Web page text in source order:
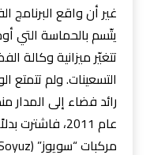
غير أن واقع البرنامج
يتّسم بالحماسة التي
تتغيّر ميزانية وكالة
التسعينات. ولم تتمتع
رائد فضاء إلى المدار
عام 2011،